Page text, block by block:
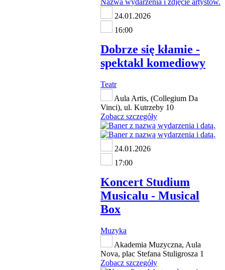
24.01.2026
16:00
Dobrze się kłamie -
spektakl komediowy
Teatr
Aula Artis, (Collegium Da
Vinci), ul. Kutrzeby 10
Zobacz szczegóły
24.01.2026
17:00
Koncert Studium
Musicalu - Musical
Box
Muzyka
Akademia Muzyczna, Aula
Nova, plac Stefana Stuligrosza 1
Zobacz szczegóły